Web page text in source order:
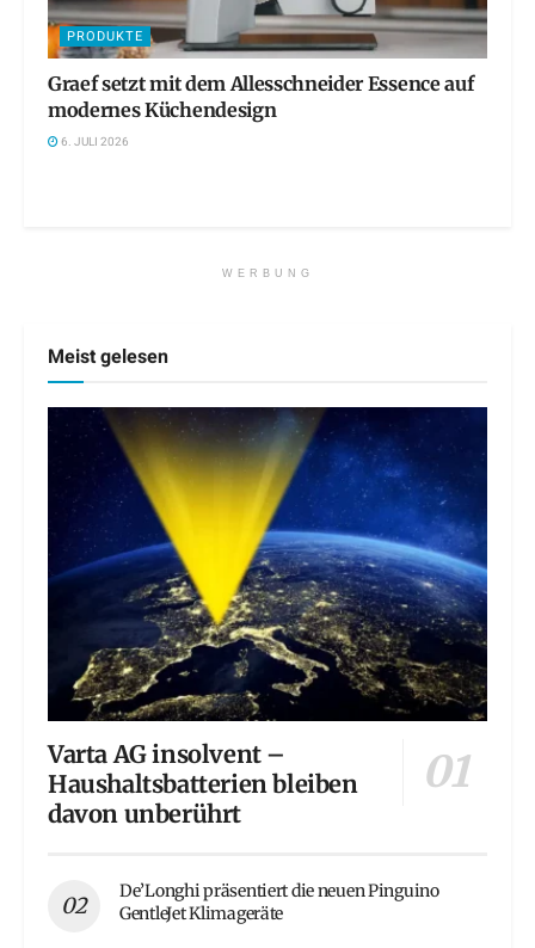
PRODUKTE
Graef setzt mit dem Allesschneider Essence auf
modernes Küchendesign
6. JULI 2026
WERBUNG
Meist gelesen
Varta AG insolvent –
Haushaltsbatterien bleiben
davon unberührt
De’Longhi präsentiert die neuen Pinguino
GentleJet Klimageräte